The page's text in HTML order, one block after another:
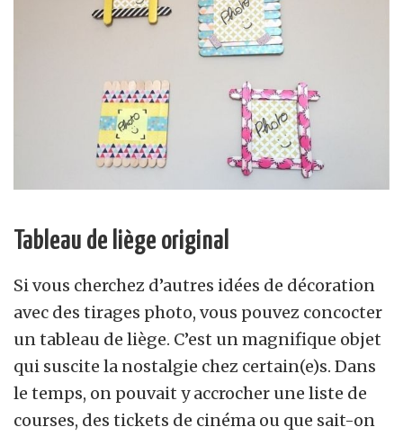
Tableau de liège original
Si vous cherchez d’autres idées de décoration
avec des tirages photo, vous pouvez concocter
un tableau de liège. C’est un magnifique objet
qui suscite la nostalgie chez certain(e)s. Dans
le temps, on pouvait y accrocher une liste de
courses, des tickets de cinéma ou que sait-on